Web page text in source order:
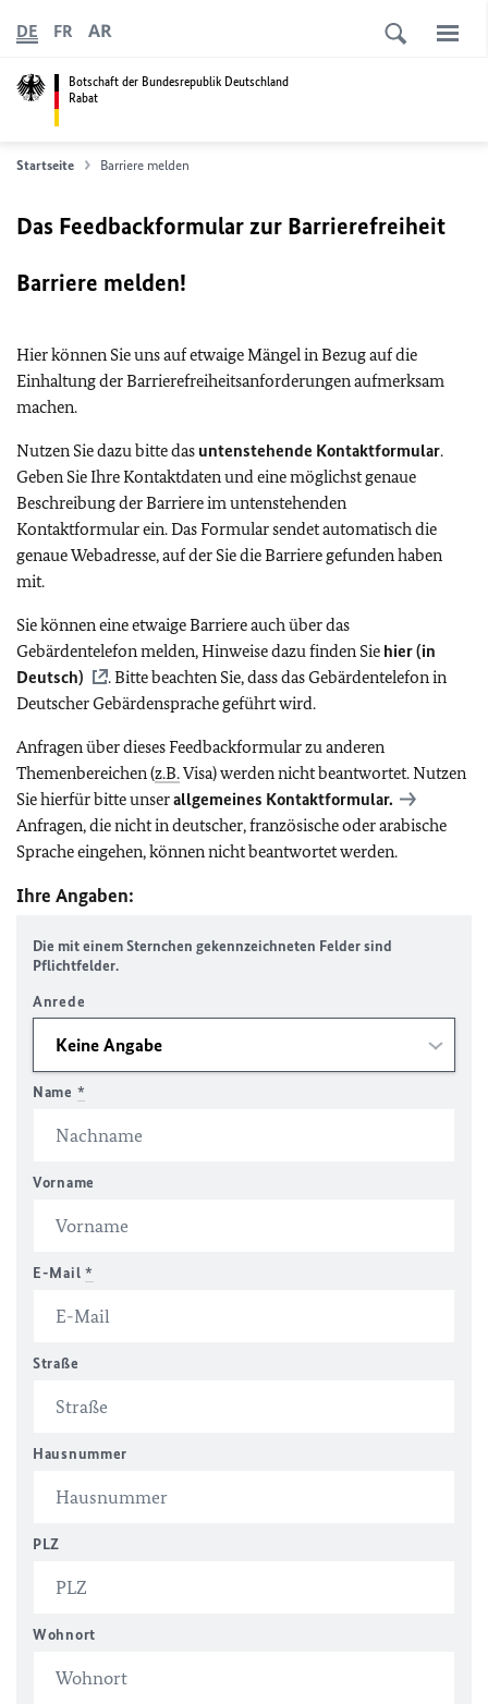
Botschaft der Bundesrepublik Deutschland
Rabat
DE FR AR
Startseite Barriere melden
Das Feedbackformular zur Barrierefreiheit
Barriere melden!
Hier können Sie uns auf etwaige Mängel in Bezug auf die
Einhaltung der Barrierefreiheitsanforderungen aufmerksam
machen.
Nutzen Sie dazu bitte das untenstehende Kontaktformular.
Geben Sie Ihre Kontaktdaten und eine möglichst genaue
Beschreibung der Barriere im untenstehenden
Kontaktformular ein. Das Formular sendet automatisch die
genaue Webadresse, auf der Sie die Barriere gefunden haben
mit.
Sie können eine etwaige Barriere auch über das
Gebärdentelefon melden, Hinweise dazu finden Sie hier (in
Deutsch)
. Bitte beachten Sie, dass das Gebärdentelefon in
Deutscher Gebärdensprache geführt wird.
Anfragen über dieses Feedbackformular zu anderen
Themenbereichen (z.B.Visa) werden nicht beantwortet. Nutzen
Sie hierfür bitte unserallgemeines Kontaktformular.
Anfragen, die nicht in deutscher, französische oder arabische
Sprache eingehen, können nicht beantwortet werden.
Ihre Angaben:
Die mit einem Sternchen gekennzeichneten Felder sind
Pflichtfelder.
Anrede
Name *
Vorname
E-Mail *
Straße
Hausnummer
PLZ
Wohnort